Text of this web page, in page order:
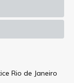
Rio de Janeiro